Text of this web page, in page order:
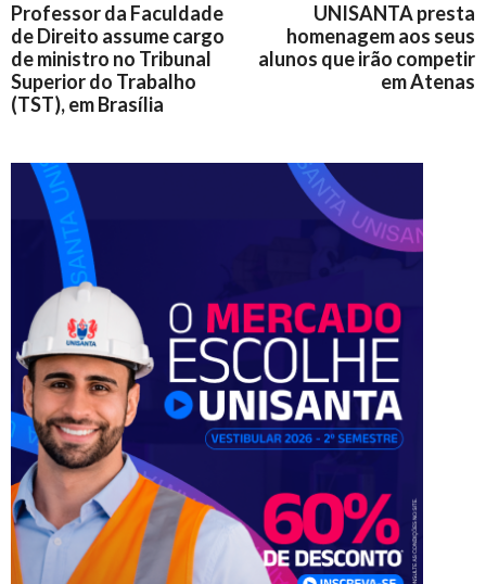
Professor da Faculdade
de Direito assume cargo
de ministro no Tribunal
Superior do Trabalho
(TST), em Brasília
UNISANTA presta
homenagem aos seus
alunos que irão competir
em Atenas